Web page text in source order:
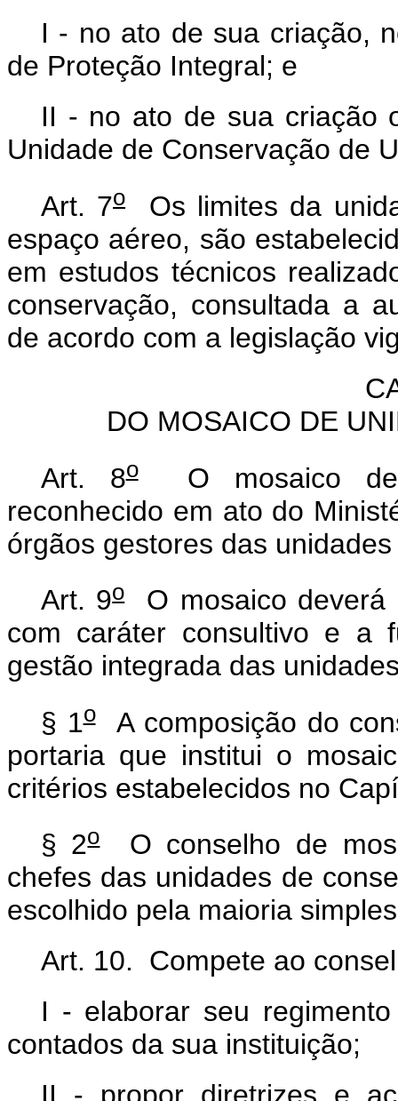
I - no ato de sua criação,
de Proteção Integral; e
II - no ato de sua criação
Unidade de Conservação de
Art. 7o
Os limites da
espaço aéreo, são
em estudos técnicos
conservação, consultada a
de acordo com a legislação
DO MOSAICO DE
Art. 8oO mosaico de
reconhecido em ato do
órgãos gestores das
Art. 9oO mosaico deverá
com caráter consultivo e a
gestão integrada das
§ 1oA composição do
portaria que institui o
critérios estabelecidos no
§ 2oO conselho de
chefes das unidades de
escolhido pela maioria
Art. 10. Compete ao
I - elaborar seu
contados da sua instituição;